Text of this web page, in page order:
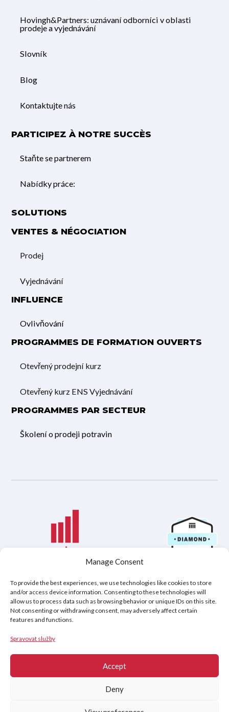
Manage Consent
To provide the best experiences, we use technologies like cookies to store
and/or access device information. Consenting to these technologies will
allow us to process data such as browsing behavior or unique IDs on this site.
Not consenting or withdrawing consent, may adversely affect certain
features and functions.
Spravovat služby
Accept
Deny
Hovingh&Partners: uznávaní odborníci v oblasti
prodeje a vyjednávání
Slovník
Blog
Kontaktujte nás
PARTICIPEZ À NOTRE SUCCÈS
Staňte se partnerem
Nabídky práce:
SOLUTIONS
VENTES & NÉGOCIATION
Prodej
Vyjednávání
INFLUENCE
Ovlivňování
PROGRAMMES DE FORMATION OUVERTS
Otevřený prodejní kurz
Otevřený kurz ENS Vyjednávání
PROGRAMMES PAR SECTEUR
Školení o prodeji potravin
Hovingh & Partners Zásady ochrany osobních údajů
Právní prohlášení o vyloučení odpovědnosti
Zásady používání souborů cookie (EU)